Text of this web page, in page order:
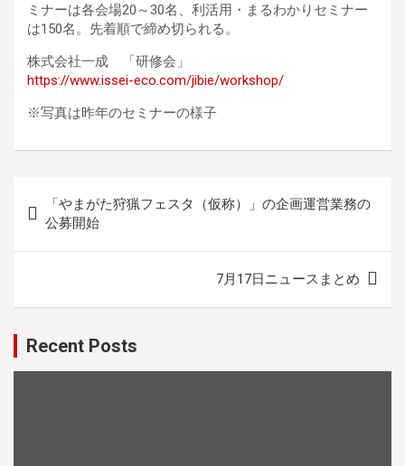
ミナーは各会場20～30名、利活用・まるわかりセミナー
は150名。先着順で締め切られる。
株式会社一成 「研修会」
https://www.issei-eco.com/jibie/workshop/
※写真は昨年のセミナーの様子
稿
ナ
ゲ
ー
シ
「やまがた狩猟フェスタ（仮称）」の企画運営業務の
公募開始
7月17日ニュースまとめ
Recent Posts